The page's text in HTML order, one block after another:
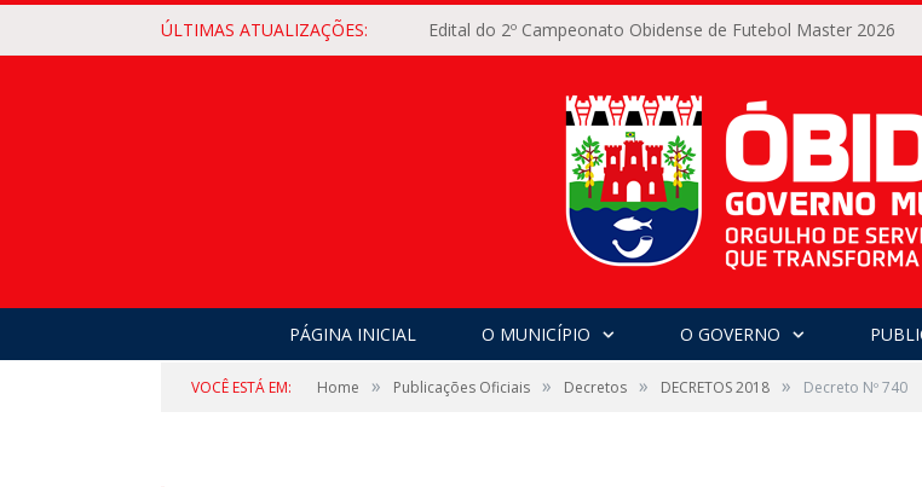
ÚLTIMAS ATUALIZAÇÕES: Edital do 2º Campeonato Obidense de Futebol Master 2026
PÁGINA INICIAL O MUNICÍPIO O GOVERNO
VOCÊ ESTÁ EM: Home » Publicações Oficiais » Decretos » DECRETOS 2018 » Decreto Nº 740